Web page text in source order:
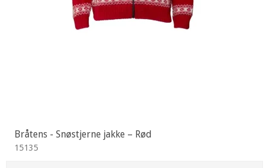
Bråtens - Snøstjerne jakke – Rød
15135